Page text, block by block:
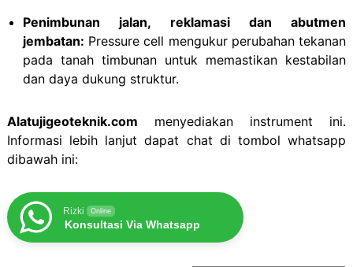
Penimbunan jalan, reklamasi dan abutmen
jembatan: Pressure cell mengukur perubahan tekanan
pada tanah timbunan untuk memastikan kestabilan
dan daya dukung struktur.
Alatujigeoteknik.com menyediakan instrument ini.
Informasi lebih lanjut dapat chat di tombol whatsapp
dibawah ini:
Rizki Online
Konsultasi Via Whatsapp